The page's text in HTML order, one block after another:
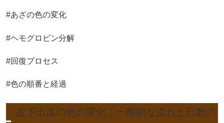
#あざの色の変化
#ヘモグロビン分解
#回復プロセス
#色の順番と経過
皮下出血の色の変化｜一般的な流れと日数の